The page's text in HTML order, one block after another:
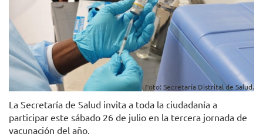
Foto: Secretaría Distrital de Salud.
La Secretaría de Salud invita a toda la ciudadanía a
participar este sábado 26 de julio en la tercera jornada de
vacunación del año.